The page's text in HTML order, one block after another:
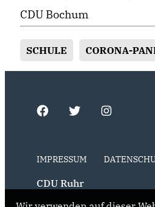
CDU Bochum
SCHULE CORONA-
IMPRESSUM
CDU Ruhr